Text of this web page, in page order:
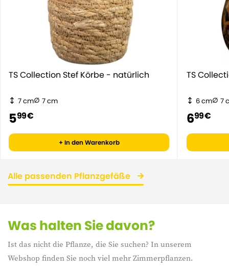
TS Collection Stef Körbe - natürlich
7 cm 7 cm
599 €
+ In den Warenkorb
TS
6 cm 7
699 €
Alle passenden Pflanzgefäße
Was halten Sie davon?
Ist das nicht die Pflanze, die Sie suchen? In unserem
Webshop finden Sie noch viel mehr Zimmerpflanzen.